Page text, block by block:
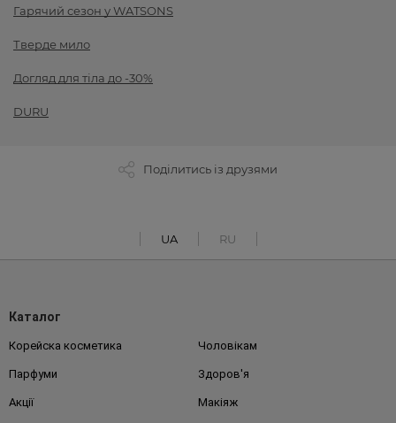
Гарячий сезон у WATSONS
Тверде мило
Догляд для тіла до -30%
DURU
Поділитись із друзями
UA RU
Каталог
Корейска косметика Чоловікам
Парфуми Здоров'я
Акції Макіяж